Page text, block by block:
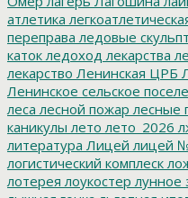
атлетика
переправа ледовые
каток ледоход лекарства
лекарство Ленинская ЦРБ
Ленинское сельское
леса лесной пожар лесные
каникулы лето лето_2026
литература Лицей лицей
логистический комплеск
лотерея лоукостер лунное